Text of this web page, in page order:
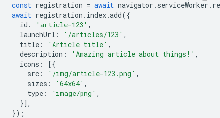
const registration = await navigator . serviceWorker .
await registration . index.add({
id : 'article-123' ,
launchUrl : '/articles/123' ,
title : 'Article title' ,
description : 'Amazing article about things!' ,
icons :
[{
src : '/img/article-123.png' ,
sizes : '64x64' ,
type : 'image/png' ,
}],
});